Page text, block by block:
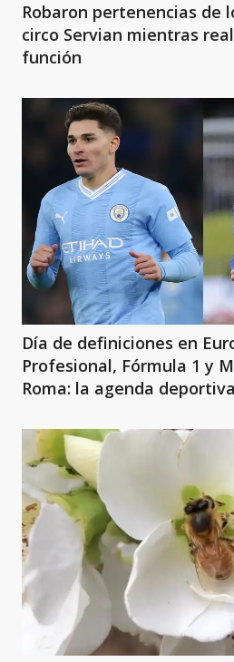
Robaron pertenencias de
circo Servian mientras
función
Día de definiciones en
Profesional, Fórmula 1 y
Roma: la agenda